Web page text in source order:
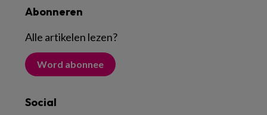
Abonneren
Alle artikelen lezen?
Word abonnee
Social